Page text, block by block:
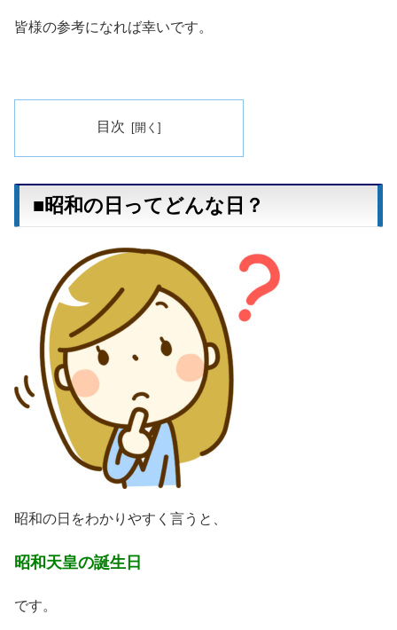
皆様の参考になれば幸いです。
目次
■昭和の日ってどんな日？
昭和の日をわかりやすく言うと、
昭和天皇の誕生日
です。